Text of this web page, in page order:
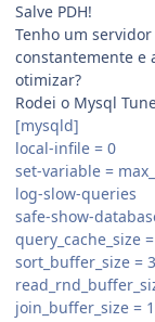
Salve PDH!
Tenho um
constantemente e
otimizar?
Rodei o Mysql
[mysqld]
local-infile = 0
set-variable =
log-slow-queries
safe-show-
query_cache_size
sort_buffer_size =
join_buffer_size =